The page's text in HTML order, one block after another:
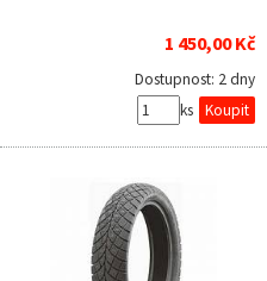
1 450,00 Kč
Dostupnost: 2 dny
ks